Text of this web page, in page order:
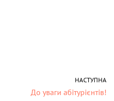
НАСТУПНА
До уваги абітурієнтів!